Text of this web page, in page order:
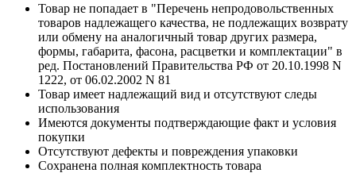
Товар не попадает в "Перечень непродовольственных
товаров надлежащего качества, не подлежащих возврату
или обмену на аналогичный товар других размера,
формы, габарита, фасона, расцветки и комплектации" в
ред. Постановлений Правительства РФ от 20.10.1998 N
1222, от 06.02.2002 N 81
Товар имеет надлежащий вид и отсутствуют следы
использования
Имеются документы подтверждающие факт и условия
покупки
Отсутствуют дефекты и повреждения упаковки
Сохранена полная комплектность товара